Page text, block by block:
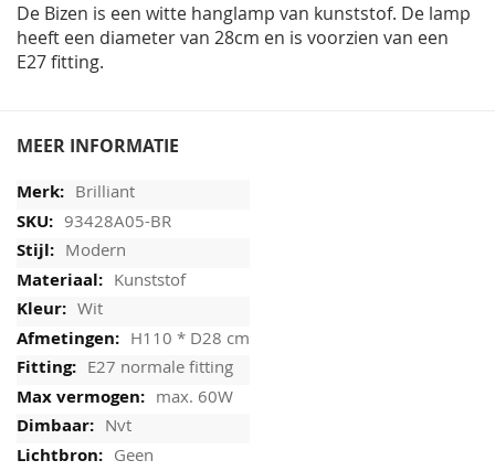
De Bizen is een witte hanglamp van kunststof. De lamp
heeft een diameter van 28cm en is voorzien van een
E27 fitting.
MEER INFORMATIE
Brilliant
93428A05-BR
Modern
Kunststof
Wit
H110 * D28 cm
E27 normale fitting
max. 60W
Nvt
Geen